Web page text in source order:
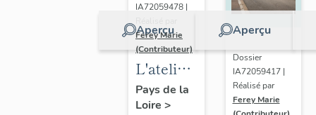
Aperçu
IA72059478 |
Ferey Marie
(Contributeur)
L'atelier
de
sculpteur-
Pays de la
Loire >
Aperçu
Dossier
IA72059417 |
Réalisé par
Ferey Marie